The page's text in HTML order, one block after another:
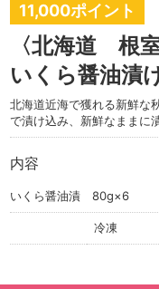
11,000ポイント
〈北海道 根
いくら醤油漬
北海道近海で獲れる新鮮な
で漬け込み、新鮮なままに
内容
いくら醤油漬 80g×6
冷凍